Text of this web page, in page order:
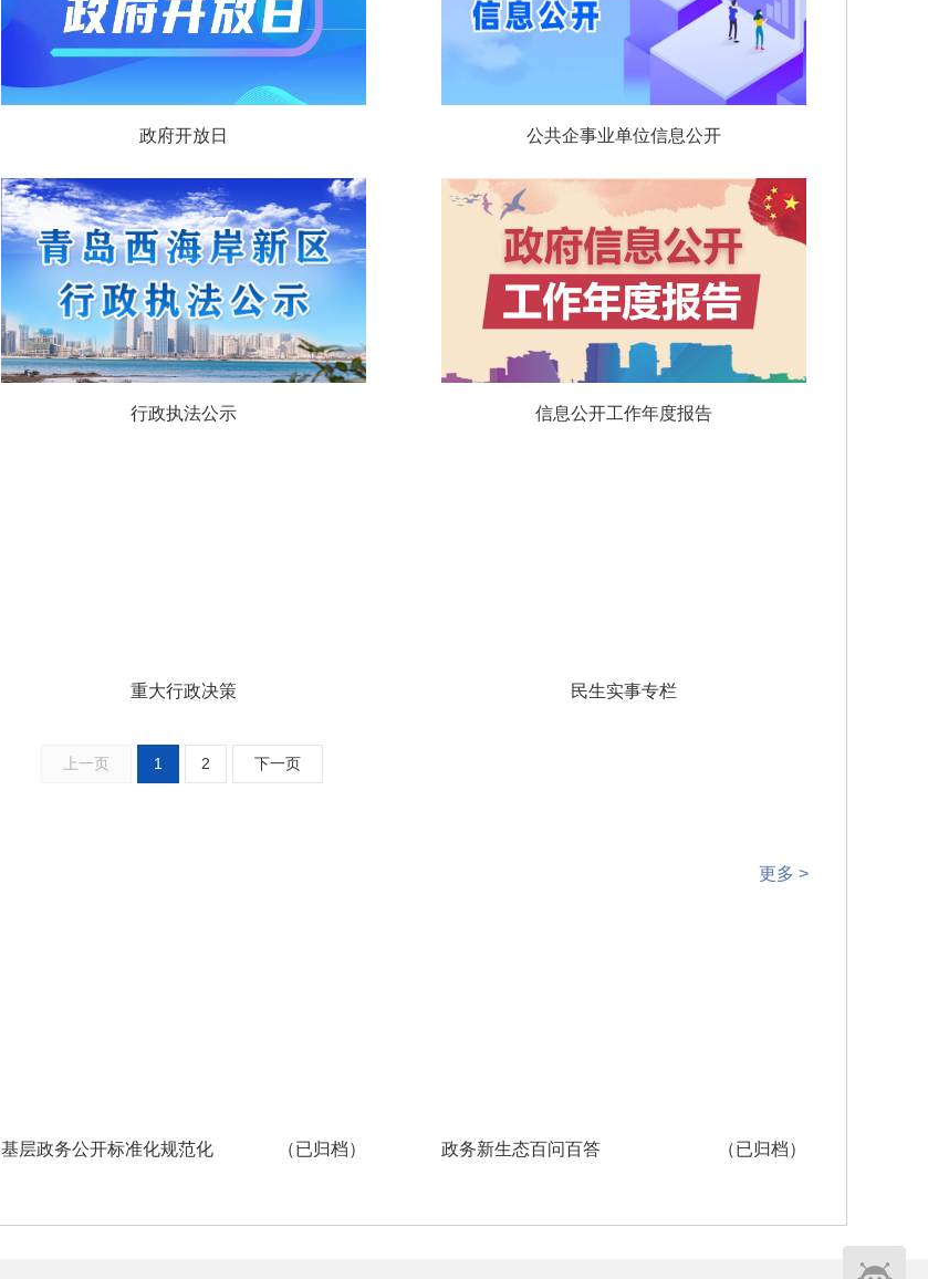
政府开放日 公共企事业单位信息公开
行政执法公示 信息公开工作年度报告
重大行政决策 民生实事专栏
上一页 1 2 下一页
更多 >
基层政务公开标准化规范化 （已归档） 政务新生态百问百答 （已归档）
智能